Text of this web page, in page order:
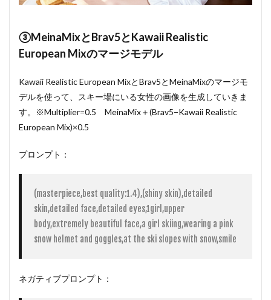
③MeinaMixとBrav5とKawaii Realistic
European Mixのマージモデル
Kawaii Realistic European MixとBrav5とMeinaMixのマージモ
デルを使って、スキー場にいる女性の画像を生成していきま
す。※Multiplier=0.5 MeinaMix＋(Brav5−Kawaii Realistic
European Mix)×0.5
プロンプト：
(masterpiece,best quality:1.4),(shiny skin),detailed
skin,detailed face,detailed eyes,1girl,upper
body,extremely beautiful face,a girl skiing,wearing a pink
snow helmet and goggles,at the ski slopes with snow,smile
ネガティブプロンプト：